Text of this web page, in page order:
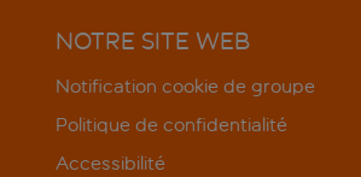
NOTRE SITE WEB
Notification cookie de groupe
Politique de confidentialité
Accessibilité